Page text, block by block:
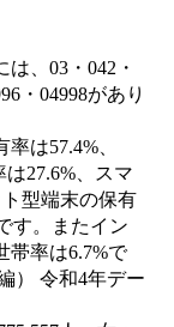
、03・042・
・04998があり
は57.4%、
27.6%、スマ
型端末の保有
す。またイン
帯率は6.7%で
） 令和4年デー